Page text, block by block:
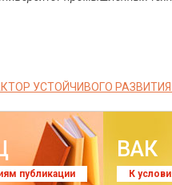
УСТОЙЧИВОГО
публикации
ВАК
К